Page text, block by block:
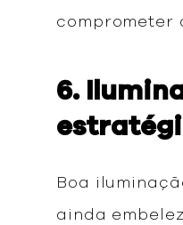
comprometer
6.
Boa
ainda